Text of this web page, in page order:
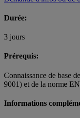
Durée:
3 jours
Prérequis:
Connaissance de base
9001) et de la norme
Informations